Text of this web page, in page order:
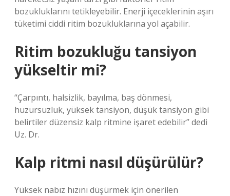
bozukluklarını tetikleyebilir. Enerji içeceklerinin aşırı
tüketimi ciddi ritim bozukluklarına yol açabilir.
Ritim bozukluğu tansiyon
yükseltir mi?
“Çarpıntı, halsizlik, bayılma, baş dönmesi,
huzursuzluk, yüksek tansiyon, düşük tansiyon gibi
belirtiler düzensiz kalp ritmine işaret edebilir” dedi
Uz. Dr.
Kalp ritmi nasıl düşürülür?
Yüksek nabız hızını düşürmek için önerilen